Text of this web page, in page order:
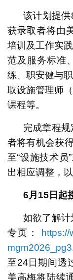
该计划提供
获录取者将由
培训及工作实
范及服务标准
练、职安健与
取设施管理师
课程等。
完成章程
者将有机会获
至“设施技术员
出相应调整，
6月15 日起
如欲了解
专页： https://
至24日期间透
美高梅将陆续